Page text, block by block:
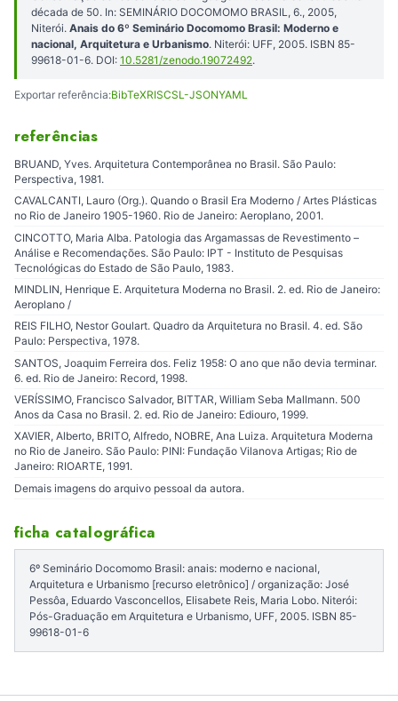
década de 50. In: SEMINÁRIO DOCOMOMO BRASIL, 6., 2005,
Niterói. Anais do 6º Seminário Docomomo Brasil: Moderno e
nacional, Arquitetura e Urbanismo. Niterói: UFF, 2005. ISBN 85-
99618-01-6. DOI: 10.5281/zenodo.19072492.
Exportar referência:BibTeXRISCSL-JSONYAML
referências
BRUAND, Yves. Arquitetura Contemporânea no Brasil. São Paulo:
Perspectiva, 1981.
CAVALCANTI, Lauro (Org.). Quando o Brasil Era Moderno / Artes Plásticas
no Rio de Janeiro 1905-1960. Rio de Janeiro: Aeroplano, 2001.
CINCOTTO, Maria Alba. Patologia das Argamassas de Revestimento –
Análise e Recomendações. São Paulo: IPT - Instituto de Pesquisas
Tecnológicas do Estado de São Paulo, 1983.
MINDLIN, Henrique E. Arquitetura Moderna no Brasil. 2. ed. Rio de Janeiro:
Aeroplano /
REIS FILHO, Nestor Goulart. Quadro da Arquitetura no Brasil. 4. ed. São
Paulo: Perspectiva, 1978.
SANTOS, Joaquim Ferreira dos. Feliz 1958: O ano que não devia terminar.
6. ed. Rio de Janeiro: Record, 1998.
VERÍSSIMO, Francisco Salvador, BITTAR, William Seba Mallmann. 500
Anos da Casa no Brasil. 2. ed. Rio de Janeiro: Ediouro, 1999.
XAVIER, Alberto, BRITO, Alfredo, NOBRE, Ana Luiza. Arquitetura Moderna
no Rio de Janeiro. São Paulo: PINI: Fundação Vilanova Artigas; Rio de
Janeiro: RIOARTE, 1991.
Demais imagens do arquivo pessoal da autora.
ficha catalográfica
6º Seminário Docomomo Brasil: anais: moderno e nacional,
Arquitetura e Urbanismo [recurso eletrônico] / organização: José
Pessôa, Eduardo Vasconcellos, Elisabete Reis, Maria Lobo. Niterói:
Pós-Graduação em Arquitetura e Urbanismo, UFF, 2005. ISBN 85-
99618-01-6